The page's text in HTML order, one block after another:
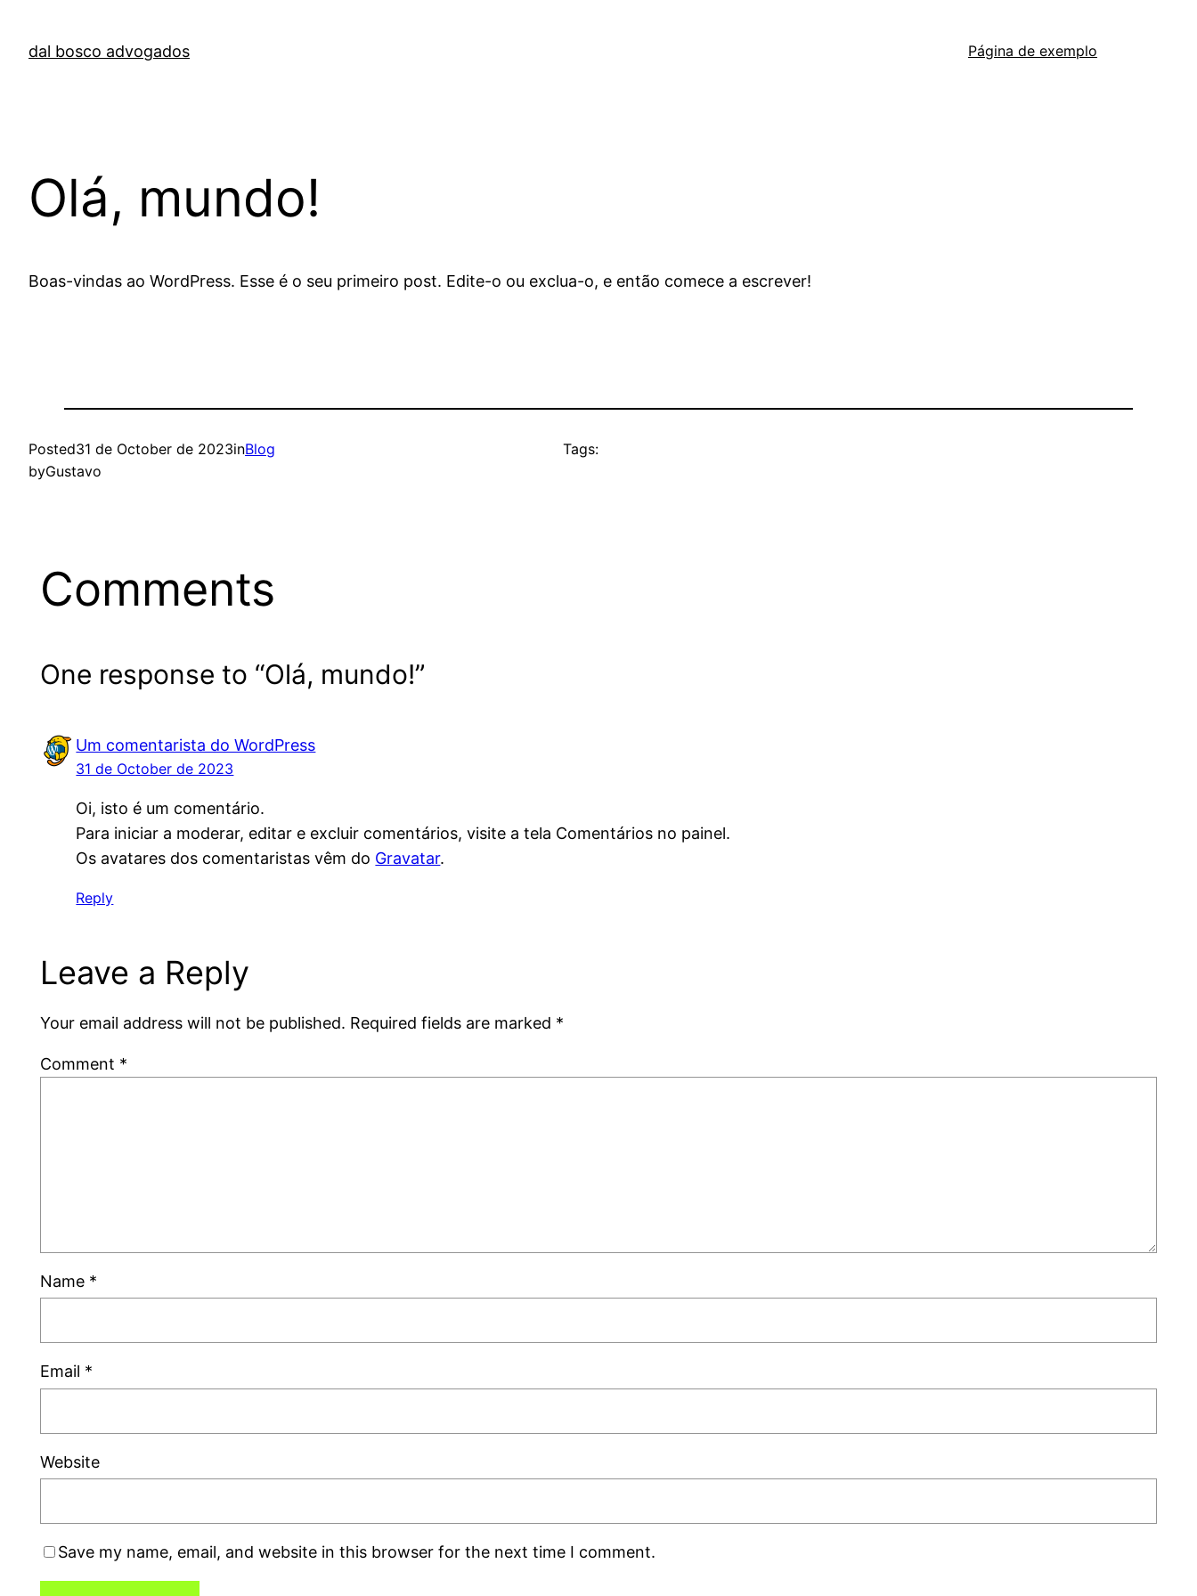
content
dal bosco advogados Página de exemplo
Olá, mundo!
Boas-vindas ao WordPress. Esse é o seu primeiro post. Edite-o ou exclua-o, e então comece a escrever!
Posted31 de October de 2023inBlog
byGustavo
Tags:
Comments
One response to “Olá, mundo!”
Um comentarista do WordPress
31 de October de 2023
Oi, isto é um comentário.
Para iniciar a moderar, editar e excluir comentários, visite a tela Comentários no painel.
Os avatares dos comentaristas vêm do Gravatar.
Reply
Leave a Reply
Your email address will not be published. Required fields are marked *
Comment *
Name *
Email *
Website
Save my name, email, and website in this browser for the next time I comment.